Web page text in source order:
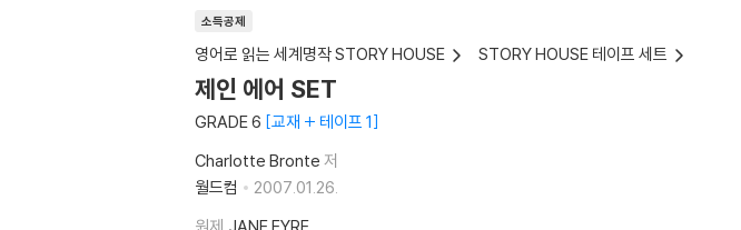
소득공제
영어로 읽는 세계명작 STORY HOUSE STORY HOUSE 테이프 세트
제인 에어 SET
GRADE 6 교재 + 테이프 1
Charlotte Bronte 저
월드컴
2007.01.26.